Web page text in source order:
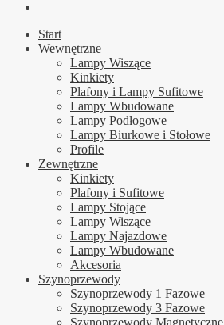
Start
Wewnętrzne
Lampy Wiszące
Kinkiety
Plafony i Lampy Sufitowe
Lampy Wbudowane
Lampy Podłogowe
Lampy Biurkowe i Stołowe
Profile
Zewnętrzne
Kinkiety
Plafony i Sufitowe
Lampy Stojące
Lampy Wiszące
Lampy Najazdowe
Lampy Wbudowane
Akcesoria
Szynoprzewody
Szynoprzewody 1 Fazowe
Szynoprzewody 3 Fazowe
Szynoprzewody Magnetyczne